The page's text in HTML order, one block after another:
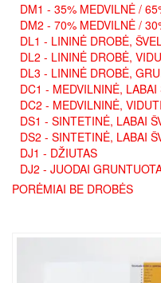
DM1 - 35% MEDVILNĖ /
DM2 - 70% MEDVILNĖ /
DL1 - LININĖ DROBĖ,
DL2 - LININĖ DROBĖ,
DL3 - LININĖ DROBĖ,
DC1 - MEDVILNINĖ, LABAI
DC2 - MEDVILNINĖ,
DS1 - SINTETINĖ, LABAI
DS2 - SINTETINĖ, LABAI
DJ1 - DŽIUTAS
DJ2 - JUODAI
PORĖMIAI BE DROBĖS